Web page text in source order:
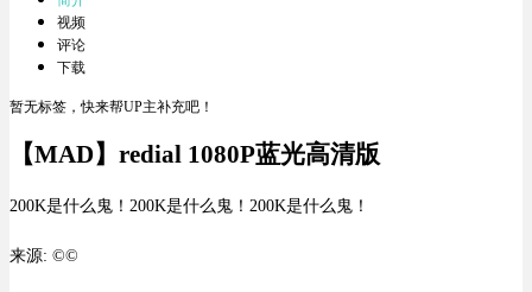
视频
评论
下载
暂无标签，快来帮UP主补充吧！
【MAD】redial 1080P蓝光高清版
200K是什么鬼！200K是什么鬼！200K是什么鬼！
来源: ©©